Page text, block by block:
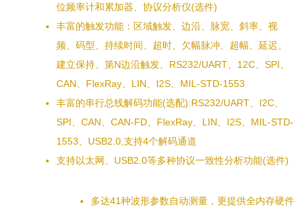
位频率计和累加器、协议分析仪(选件)
丰富的触发功能：区域触发、边沿、脉宽、斜率、视
频、码型、持续时间、超时、欠幅脉冲、超幅、延迟、
建立保持、第N边沿触发、RS232/UART、12C、SPI、
CAN、FlexRay、LIN、I2S、MIL-STD-1553
丰富的串行总线解码功能(选配):RS232/UART、I2C、
SPI、CAN、CAN-FD、FlexRay、LIN、I2S、MIL-STD-
1553、USB2.0,支持4个解码通道
支持以太网、USB2.0等多种协议一致性分析功能(选件)
多达41种波形参数自动测量，更提供全内存硬件